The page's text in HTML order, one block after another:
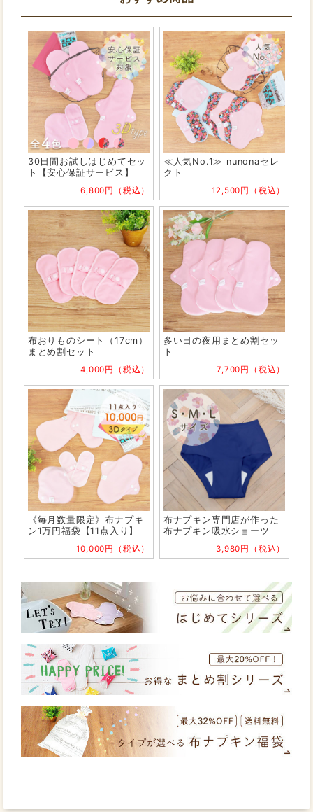
30日間お試しはじめてセッ
ト【安心保証サービス】
6,800円（税込）
≪人気No.1≫ nunonaセレ
クト
12,500円（税込）
布おりものシート（17cm）
まとめ割セット
4,000円（税込）
多い日の夜用まとめ割セッ
ト
7,700円（税込）
《毎月数量限定》布ナプキ
ン1万円福袋【11点入り】
10,000円（税込）
布ナプキン専門店が作った
布ナプキン吸水ショーツ
3,980円（税込）